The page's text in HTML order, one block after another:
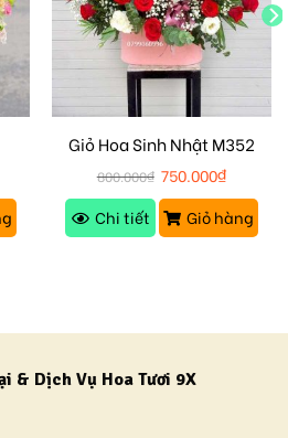
Giỏ Hoa Sinh Nhật M352
800.000₫ 750.000₫
Chi tiết
Giỏ hàng
& Dịch Vụ Hoa Tươi 9X